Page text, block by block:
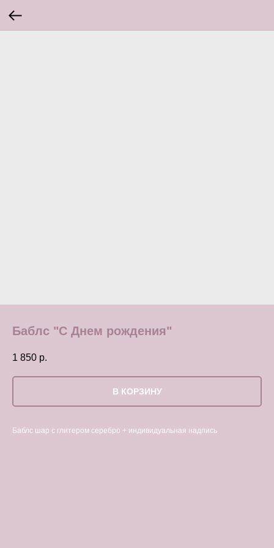
Баблс "С Днем рождения"
1 850 р.
В КОРЗИНУ
Баблс шар с глитером серебро + индивидуальная надпись